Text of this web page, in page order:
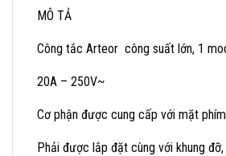
MÔ TẢ
Công tắc Arteor công suất lớn, 1
20A – 250V~
Cơ phận được cung cấp với mặt
Phải được lắp đặt cùng với khung